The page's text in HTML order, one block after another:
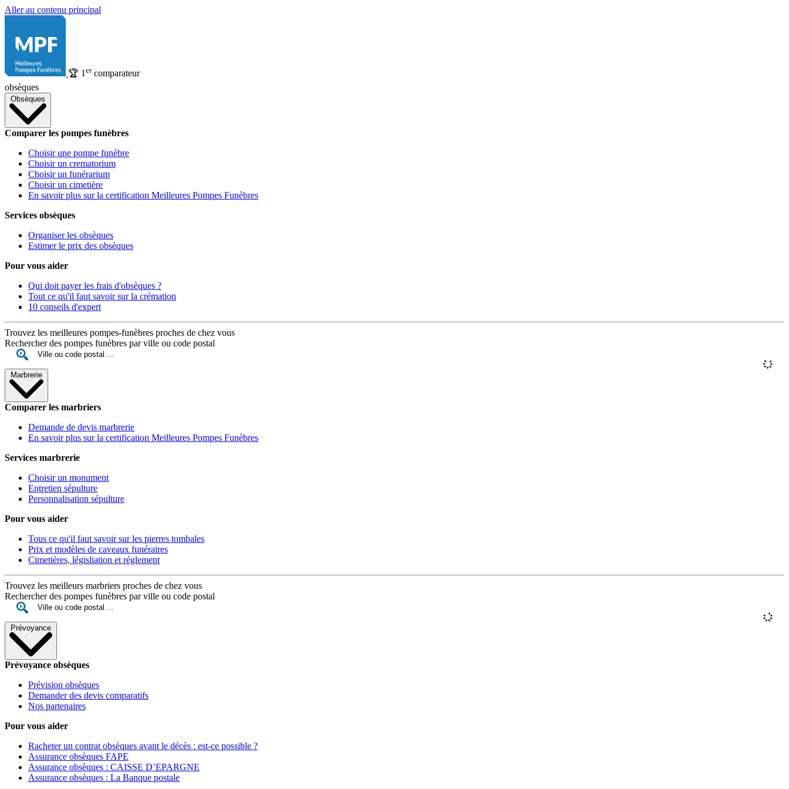
Aller au contenu principal
🏆 1 ercomparateur
obsèques
Obsèques
Comparer les pompes funèbres
Choisir une pompe funèbre
Choisir un crematorium
Choisir un funérarium
Choisir un cimetière
En savoir plus sur la certification Meilleures Pompes Funèbres
Services obsèques
Organiser les obsèques
Estimer le prix des obsèques
Pour vous aider
Qui doit payer les frais d'obsèques ?
Tout ce qu'il faut savoir sur la crémation
10 conseils d'expert
Trouvez les meilleures pompes-funèbres proches de chez vous
Rechercher des pompes funèbres par ville ou code postal
Marbrerie
Comparer les marbriers
Demande de devis marbrerie
En savoir plus sur la certification Meilleures Pompes Funèbres
Services marbrerie
Choisir un monument
Entretien sépulture
Personnalisation sépulture
Pour vous aider
Tous ce qu'il faut savoir sur les pierres tombales
Prix et modèles de caveaux funéraires
Cimetières, législiation et réglement
Trouvez les meilleurs marbriers proches de chez vous
Rechercher des pompes funèbres par ville ou code postal
Prévoyance
Prévoyance obsèques
Prévision obsèques
Demander des devis comparatifs
Nos partenaires
Pour vous aider
Racheter un contrat obsèques avant le décès : est-ce possible ?
Assurance obsèques FAPE
Assurance obsèques : CAISSE D’EPARGNE
Assurance obsèques : La Banque postale